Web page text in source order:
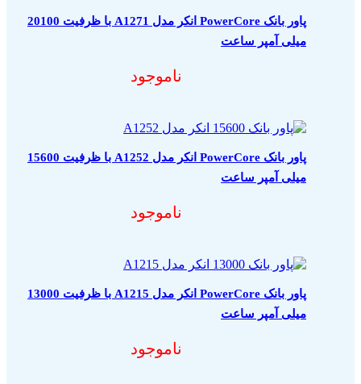
پاور بانک PowerCore انکر مدل A1271 با ظرفیت 20100
میلی آمپر ساعت
ناموجود
پاور بانک PowerCore انکر مدل A1252 با ظرفیت 15600
میلی آمپر ساعت
ناموجود
پاور بانک PowerCore انکر مدل A1215 با ظرفیت 13000
میلی آمپر ساعت
ناموجود